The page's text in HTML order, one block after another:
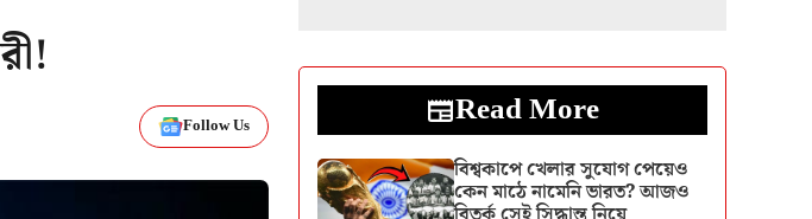
Follow Us Read More
বিশ্বকাপে খেলার সুযোগ পেয়েও
কেন মাঠে নামেনি ভারত? আজও